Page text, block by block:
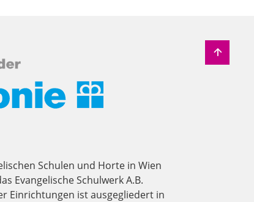
Schulen und Horte in Wien
Evangelische Schulwerk A.B.
Einrichtungen ist ausgegliedert in